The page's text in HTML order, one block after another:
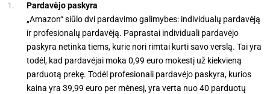
Pardavėjo paskyra
„Amazon“ siūlo dvi pardavimo galimybes: individualų pardavėją
ir profesionalų pardavėją. Paprastai individuali pardavėjo
paskyra netinka tiems, kurie nori rimtai kurti savo verslą. Tai yra
todėl, kad pardavėjai moka 0,99 euro mokestį už kiekvieną
parduotą prekę. Todėl profesionali pardavėjo paskyra, kurios
kaina yra 39,99 euro per mėnesį, yra verta nuo 40 parduotų